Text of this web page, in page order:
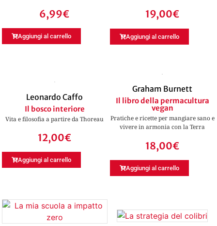
6,99€
Aggiungi al carrello
19,00€
Aggiungi al carrello
Leonardo Caffo
Il bosco interiore
Vita e filosofia a partire da Thoreau
12,00€
Aggiungi al carrello
Graham Burnett
Il libro della permacultura
vegan
Pratiche e ricette per mangiare sano e
vivere in armonia con la Terra
18,00€
Aggiungi al carrello